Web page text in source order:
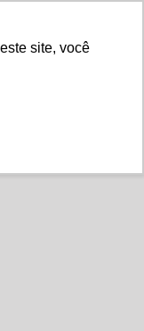
site, você